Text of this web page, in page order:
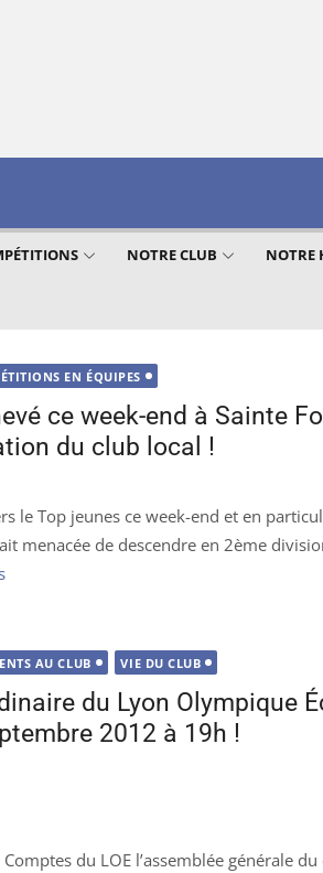
NOTRE CLUB NOTRE
EN ÉQUIPES
ce week-end à Sainte
du club local !
le Top jeunes ce week-end et en
menacée de descendre en 2ème
AU CLUB VIE DU CLUB
du Lyon Olympique
2012 à 19h !
du LOE l’assemblée générale